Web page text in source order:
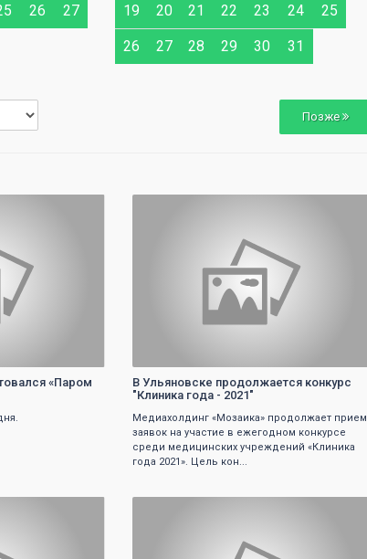
26 27 19 20 21 22 23 24 25
26 27 28 29 30 31
Позже
«Паром
В Ульяновске продолжается конкурс
"Клиника года - 2021"
Медиахолдинг «Мозаика» продолжает прием
заявок на участие в ежегодном конкурсе
среди медицинских учреждений «Клиника
года 2021». Цель кон...